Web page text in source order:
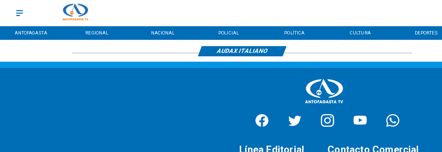
ANTOFAGASTA REGIONAL NACIONAL POLICIAL POLÍTICA CULTURA DEPORTES
AUDAX ITALIANO